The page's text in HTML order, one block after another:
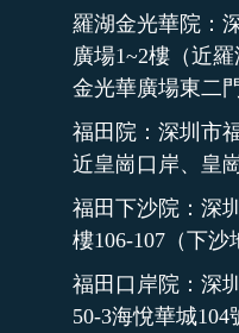
羅湖金光華院：
廣場1~2樓（近
金光華廣場東二
福田院：深圳市
近皇崗口岸、皇
福田下沙院：深
樓106-107（下沙
福田口岸院：深
50-3海悅華城104